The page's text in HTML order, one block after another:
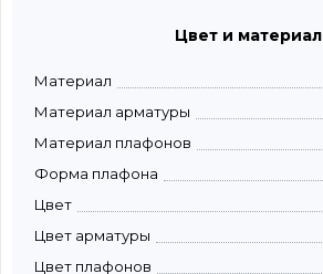
Цвет и материал
Материал
Материал арматуры
Материал плафонов
Форма плафона
Цвет
Цвет арматуры
Цвет плафонов